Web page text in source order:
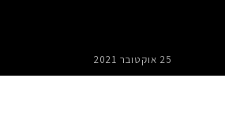
25 אוקטובר 2021